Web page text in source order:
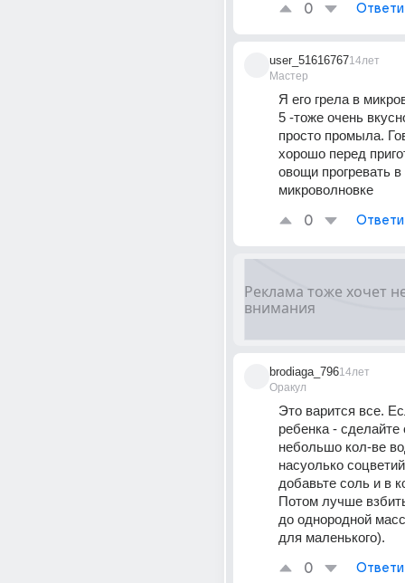
0
user_51616767
Мастер
14лет
Я его грела в
5 -тоже очень
просто промыла.
хорошо перед
овощи прогревать в
микроволновке
0
brodiaga_796
Оракул
14лет
Это варится все.
ребенка -
небольшо кол-ве
насуолько
добавьте соль и в
Потом лучше
до однородной
для маленького).
0